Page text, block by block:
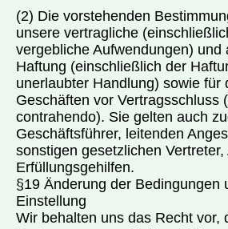
(2) Die vorstehenden
unsere vertragliche
vergebliche Aufwendungen) und
Haftung (einschließlich der
unerlaubter Handlung) sowie für
Geschäften vor Vertragsschluss
contrahendo). Sie gelten auch
Geschäftsführer, leitenden
sonstigen gesetzlichen
Erfüllungsgehilfen.
§19 Änderung der Bedingungen
Einstellung
Wir behalten uns das Recht vor,